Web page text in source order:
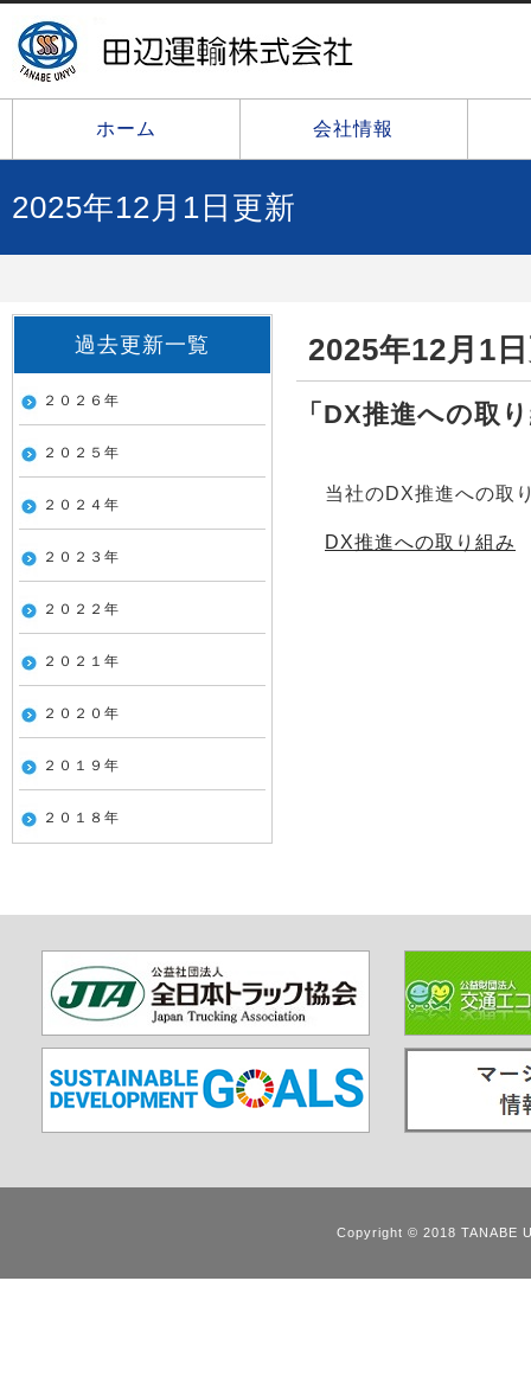
ホーム 会社情報
2025年12月1日更新
2025年12月1
「DX推進への取
当社のDX推進への取
DX推進への取り組み
過去更新一覧
２０２６年
２０２５年
２０２４年
２０２３年
２０２２年
２０２１年
２０２０年
２０１９年
２０１８年
Copyright © 2018 TANABE